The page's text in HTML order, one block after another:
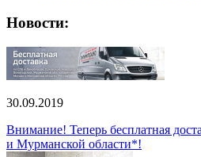
Новости:
30.09.2019
Внимание! Теперь бесплатная
и Мурманской области*!